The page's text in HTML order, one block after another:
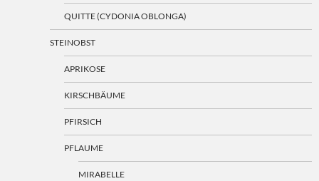
QUITTE (CYDONIA OBLONGA)
STEINOBST
APRIKOSE
KIRSCHBÄUME
PFIRSICH
PFLAUME
MIRABELLE